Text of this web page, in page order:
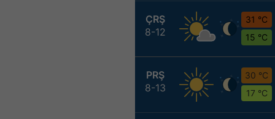
ÇRŞ
8-12
31 °C
15 °C
PRŞ
8-13
30 °C
17 °C